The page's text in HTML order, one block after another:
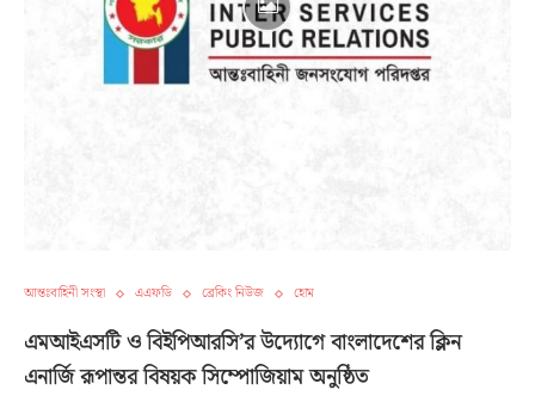
আন্তঃবাহিনী সংস্থা এএফডি ব্রেকিং নিউজ হোম
এমআইএসটি ও বিইপিআরসি’র উদ্যোগে বাংলাদেশের ক্লিন
এনার্জি রূপান্তর বিষয়ক সিম্পোজিয়াম অনুষ্ঠিত